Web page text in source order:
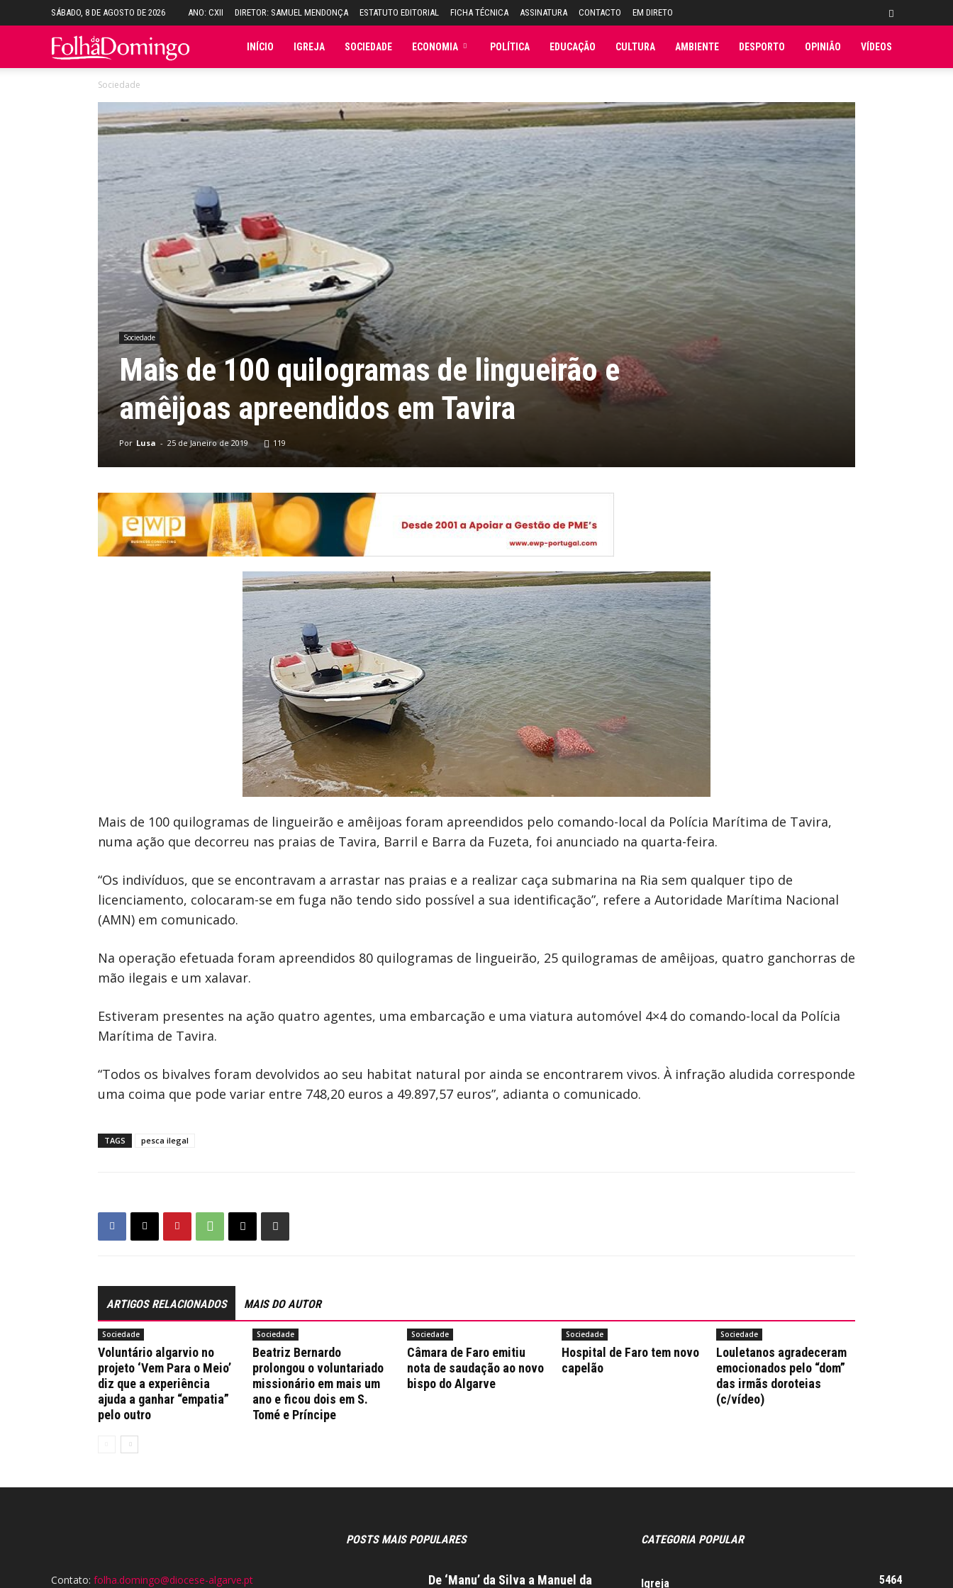
SÁBADO, 8 DE AGOSTO DE 2026 ANO: CXII DIRETOR: SAMUEL MENDONÇA ESTATUTO EDITORIAL FICHA TÉCNICA ASSINATURA CONTACTO EM DIRETO
Folha
Domingo
INÍCIO IGREJA SOCIEDADE ECONOMIA POLÍTICA EDUCAÇÃO CULTURA AMBIENTE DESPORTO OPINIÃO VÍDEOS
Sociedade
Sociedade
Mais de 100 quilogramas de lingueirão e
amêijoas apreendidos em Tavira
Por Lusa - 25 de Janeiro de 2019 119
Mais de 100 quilogramas de lingueirão e amêijoas foram apreendidos pelo comando-local da Polícia Marítima de Tavira,
numa ação que decorreu nas praias de Tavira, Barril e Barra da Fuzeta, foi anunciado na quarta-feira.
“Os indivíduos, que se encontravam a arrastar nas praias e a realizar caça submarina na Ria sem qualquer tipo de
licenciamento, colocaram-se em fuga não tendo sido possível a sua identificação”, refere a Autoridade Marítima Nacional
(AMN) em comunicado.
Na operação efetuada foram apreendidos 80 quilogramas de lingueirão, 25 quilogramas de amêijoas, quatro ganchorras de
mão ilegais e um xalavar.
Estiveram presentes na ação quatro agentes, uma embarcação e uma viatura automóvel 4×4 do comando-local da Polícia
Marítima de Tavira.
“Todos os bivalves foram devolvidos ao seu habitat natural por ainda se encontrarem vivos. À infração aludida corresponde
uma coima que pode variar entre 748,20 euros a 49.897,57 euros”, adianta o comunicado.
TAGS pesca ilegal
ARTIGOS RELACIONADOS MAIS DO AUTOR
Sociedade
Voluntário algarvio no
projeto ‘Vem Para o Meio’
diz que a experiência
ajuda a ganhar “empatia”
pelo outro
Sociedade
Beatriz Bernardo
prolongou o voluntariado
missionário em mais um
ano e ficou dois em S.
Tomé e Príncipe
Sociedade
Câmara de Faro emitiu
nota de saudação ao novo
bispo do Algarve
Sociedade
Hospital de Faro tem novo
capelão
Sociedade
Louletanos agradeceram
emocionados pelo “dom”
das irmãs doroteias
(c/vídeo)
Contato: folha.domingo@diocese-algarve.pt
POSTS MAIS POPULARES
De ‘Manu’ da Silva a Manuel da
CATEGORIA POPULAR
Igreja 5464